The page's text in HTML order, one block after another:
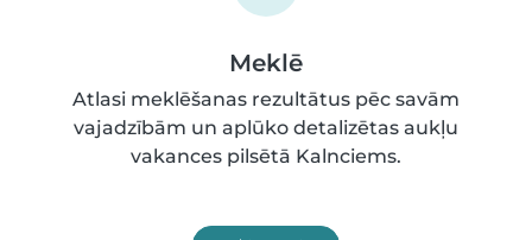
Meklē
Atlasi meklēšanas rezultātus pēc savām
vajadzībām un aplūko detalizētas aukļu
vakances pilsētā Kalnciems.